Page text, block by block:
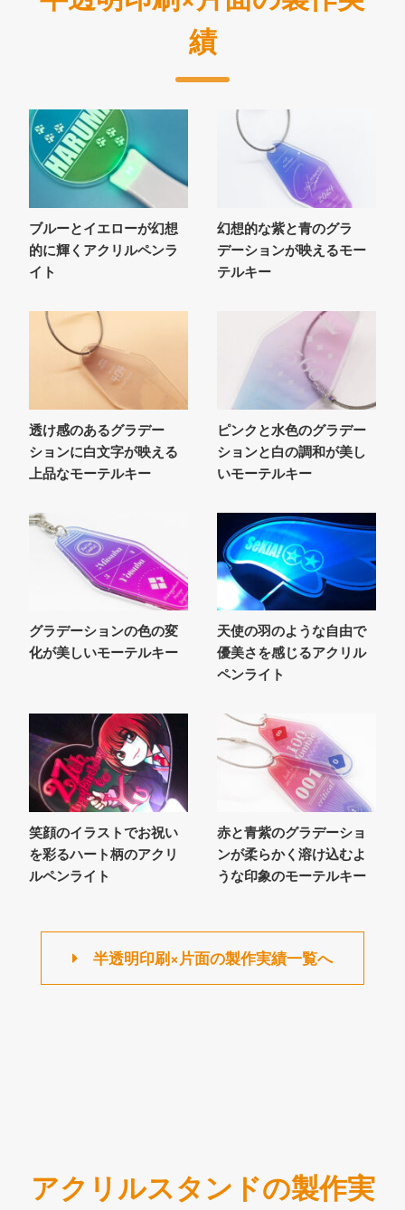
績
ブルーとイエローが幻想
的に輝くアクリルペンラ
イト
幻想的な紫と青のグラ
デーションが映えるモー
テルキー
透け感のあるグラデー
ションに白文字が映える
上品なモーテルキー
ピンクと水色のグラデー
ションと白の調和が美し
いモーテルキー
グラデーションの色の変
化が美しいモーテルキー
天使の羽のような自由で
優美さを感じるアクリル
ペンライト
笑顔のイラストでお祝い
を彩るハート柄のアクリ
ルペンライト
赤と青紫のグラデーショ
ンが柔らかく溶け込むよ
うな印象のモーテルキー
半透明印刷×片面の製作実績一覧へ
アクリルスタンドの製作実